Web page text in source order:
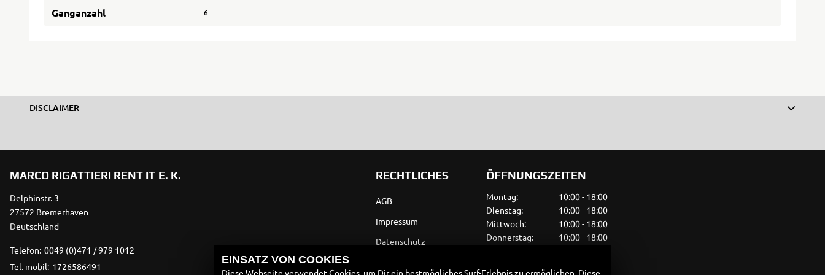
Ganganzahl 6
DISCLAIMER
MARCO RIGATTIERI RENT IT E. K.
Delphinstr. 3
27572 Bremerhaven
Deutschland
Telefon: 0049 (0)471 / 979 1012
Tel. mobil: 1726586491
RECHTLICHES
AGB
Impressum
Datenschutz
ÖFFNUNGSZEITEN
Montag:
10:00 - 18:00
Dienstag:
10:00 - 18:00
Mittwoch:
10:00 - 18:00
Donnerstag:
10:00 - 18:00
EINSATZ VON COOKIES
Diese Webseite verwendet Cookies, um Dir ein bestmögliches Surf-Erlebnis zu ermöglichen. Diese